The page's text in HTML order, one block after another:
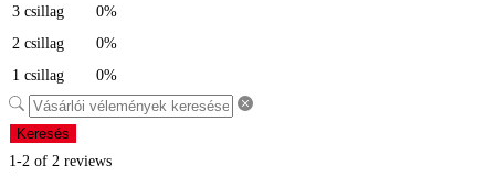
3 csillag
0%
2 csillag
0%
1 csillag
0%
Keresés
1-2 of 2 reviews